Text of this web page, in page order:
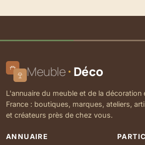
Meuble Déco
L'annuaire du meuble et de la décoration
France : boutiques, marques, ateliers,
et créateurs près de chez vous.
ANNUAIRE